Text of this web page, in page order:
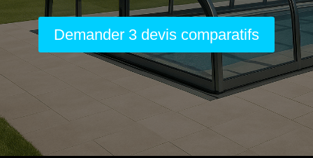
Demander 3 devis comparatifs